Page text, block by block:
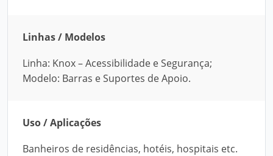
Linhas / Modelos
Linha: Knox – Acessibilidade e Segurança;
Modelo: Barras e Suportes de Apoio.
Uso / Aplicações
Banheiros de residências, hotéis, hospitais etc.